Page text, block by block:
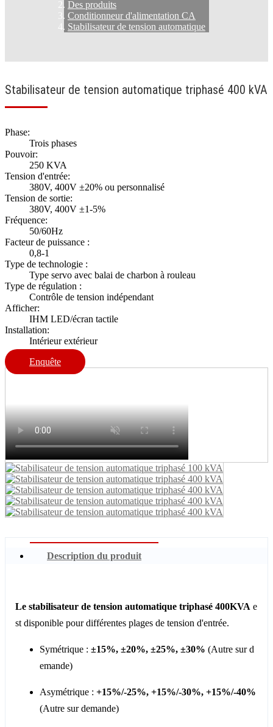
Des produits
Conditionneur d'alimentation CA
Stabilisateur de tension automatique
Stabilisateur de tension automatique triphasé 400 kVA
Phase:
Trois phases
Pouvoir:
250 KVA
Tension d'entrée:
380V, 400V ±20% ou personnalisé
Tension de sortie:
380V, 400V ±1-5%
Fréquence:
50/60Hz
Facteur de puissance :
0,8-1
Type de technologie :
Type servo avec balai de charbon à rouleau
Type de régulation :
Contrôle de tension indépendant
Afficher:
IHM LED/écran tactile
Installation:
Intérieur extérieur
Enquête
Description du produit
Le stabilisateur de tension automatique triphasé 400KVA e
st disponible pour différentes plages de tension d'entrée.
Symétrique : ±15%, ±20%, ±25%, ±30% (Autre sur d
emande)
Asymétrique : +15%/-25%, +15%/-30%, +15%/-40%
(Autre sur demande)